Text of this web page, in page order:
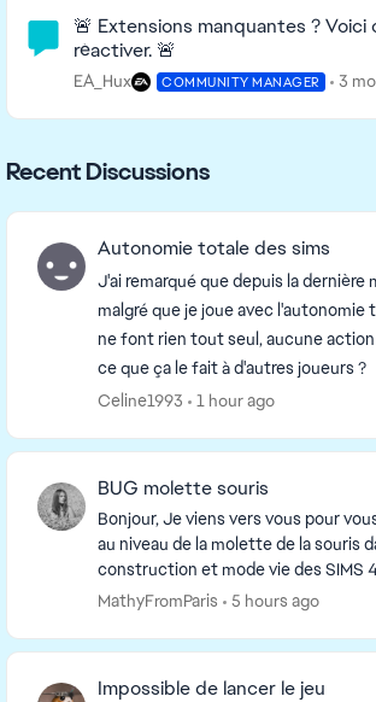
🚨 Extensions manquantes ? Voici
réactiver. 🚨
EA_Hux COMMUNITY MANAGER 3
Recent Discussions
Autonomie totale des sims
J'ai remarqué que depuis la dernière
malgré que je joue avec l'autonomie
ne font rien tout seul, aucune
ce que ça le fait à d'autres joueurs ?
Celine1993
1 hour ago
BUG molette souris
Bonjour, Je viens vers vous pour vous signaler un bug
au niveau de la molette de la souris
construction et mode vie des SIMS 4.
information, ma souris fonctionne
MathyFromParis 5 hours ago
Impossible de lancer le jeu